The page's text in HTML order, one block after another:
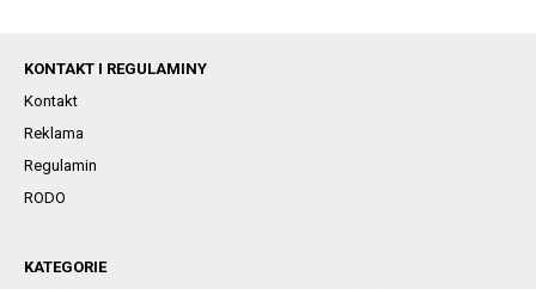
KONTAKT I REGULAMINY
Kontakt
Reklama
Regulamin
RODO
KATEGORIE